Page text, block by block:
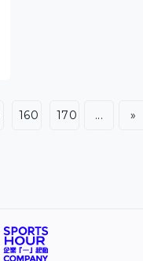
160 170 ... »